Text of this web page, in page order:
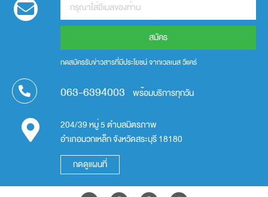
สมัคร
กดสมัครรับข่าวสารที่มีประโยชน์ จากเวลเนส วีแคร์
063-6394003 พร้อมบริการทุกวัน
204/39 หมู่ 5 ตำบลมิตรภาพ
อำเภอมวกเหล็ก จังหวัดสระบุรี 18180
กดดูแผนที่